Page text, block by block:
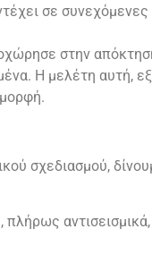
σε
στην
Η μελέτη αυτή,
σχεδιασμού,
πλήρως